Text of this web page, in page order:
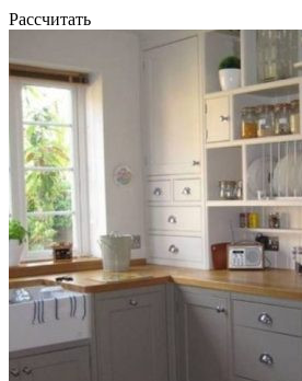
Рассчитать